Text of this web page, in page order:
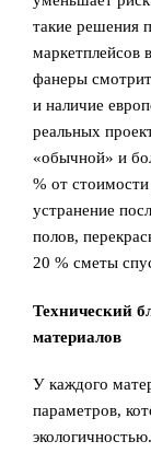
такие решения
фанеры
и наличие
реальных
«обычной» и
% от
устранение
полов,
20 % сметы
Технический
материалов
У каждого
параметров,